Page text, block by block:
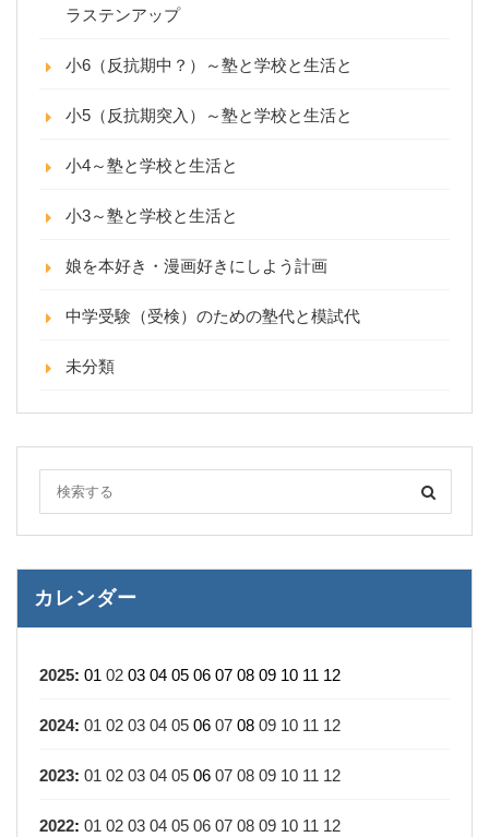
ラステンアップ
小6（反抗期中？）～塾と学校と生活と
小5（反抗期突入）～塾と学校と生活と
小4～塾と学校と生活と
小3～塾と学校と生活と
娘を本好き・漫画好きにしよう計画
中学受験（受検）のための塾代と模試代
未分類
カレンダー
2025: 01 02 03 04 05 06 07 08 09 10 11 12
2024: 01 02 03 04 05 06 07 08 09 10 11 12
2023: 01 02 03 04 05 06 07 08 09 10 11 12
2022: 01 02 03 04 05 06 07 08 09 10 11 12